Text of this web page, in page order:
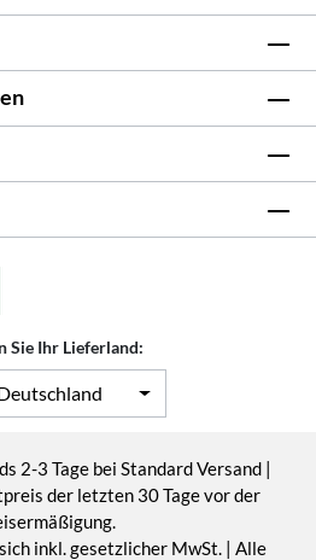
Sie Ihr Lieferland:
2-3 Tage bei Standard Versand |
der letzten 30 Tage vor der
inkl. gesetzlicher MwSt. | Alle